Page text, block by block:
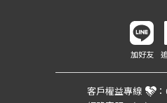
加好友
客戶權益專線 ：